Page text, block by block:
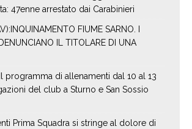
47enne arrestato dai Carabinieri
FIUME SARNO. I
IL TITOLARE DI UNA
programma di allenamenti dal 10 al 13
del club a Sturno e San Sossio
Prima Squadra si stringe al dolore di